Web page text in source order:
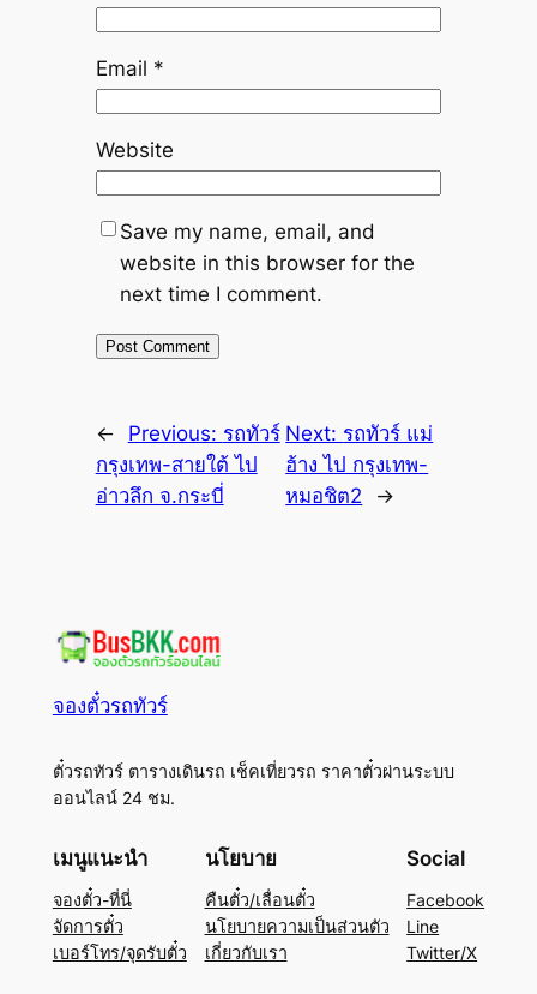
Email *
Website
Save my name, email, and
website in this browser for the
next time I comment.
← Previous: รถทัวร์
กรุงเทพ-สายใต้ ไป
อ่าวลึก จ.กระบี่
Next: รถทัวร์ แม่
ฮ้าง ไป กรุงเทพ-
หมอชิต2
→
จองตั๋วรถทัวร์
ตั๋วรถทัวร์ ตารางเดินรถ เช็คเที่ยวรถ ราคาตั๋วผ่านระบบ
ออนไลน์ 24 ชม.
เมนูแนะนำ
จองตั๋ว-ที่นี่
จัดการตั๋ว
เบอร์โทร/จุดรับตั๋ว
นโยบาย
คืนตั๋ว/เลื่อนตั๋ว
นโยบายความเป็นส่วนตัว
เกี่ยวกับเรา
Social
Facebook
Line
Twitter/X